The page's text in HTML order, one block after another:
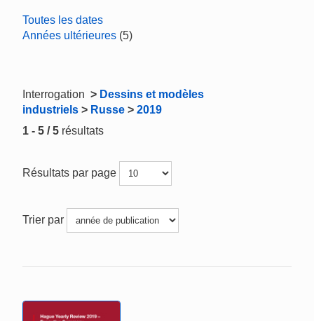
Toutes les dates
Années ultérieures (5)
Interrogation > Dessins et modèles
industriels > Russe > 2019
1 - 5 / 5 résultats
Résultats par page
Trier par